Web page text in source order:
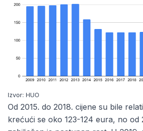
Izvor: HUO
Od 2015. do 2018. cijene su bile
krećući se oko 123-124 eura, no od